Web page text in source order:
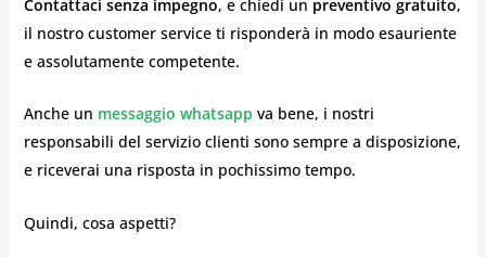
Contattaci senza impegno, e chiedi un preventivo gratuito,
il nostro customer service ti risponderà in modo esauriente
e assolutamente competente.
Anche un messaggio whatsapp va bene, i nostri
responsabili del servizio clienti sono sempre a disposizione,
e riceverai una risposta in pochissimo tempo.
Quindi, cosa aspetti?